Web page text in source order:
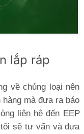
lắp ráp
về chủng loại nên
mà đưa ra báo
liên hệ đến EEP
sẽ tư vấn và đưa